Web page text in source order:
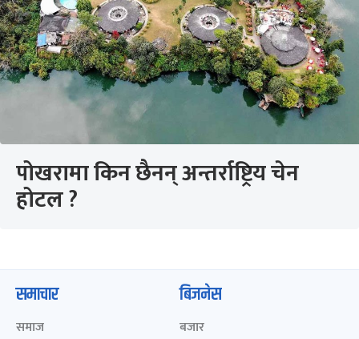
पोखरामा किन छैनन् अन्तर्राष्ट्रिय चेन
होटल ?
समाचार
समाज
बिजनेस
बजार